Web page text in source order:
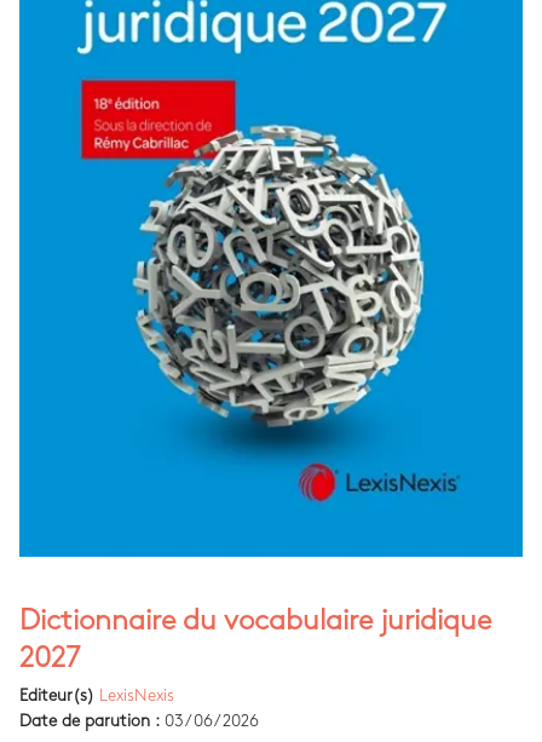
Dictionnaire du vocabulaire juridique
2027
Editeur(s)
LexisNexis
Date de parution : 03/06/2026